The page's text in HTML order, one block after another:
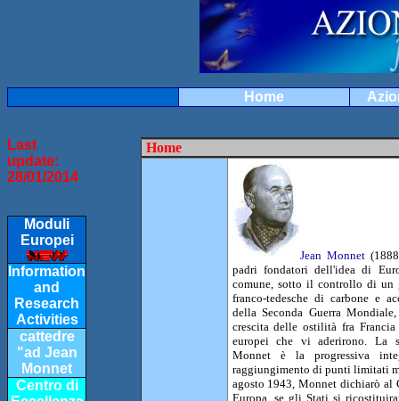
Home
Last
update:
28/01/2014
Moduli
Europei
Information
and
Research
Activities
cattedre
"ad Jean
Monnet
Centro di
Home
Jean Monnet
padri fondatori dell'idea di
comune, sotto il controllo di un
franco-tedesche di carbone e
della Seconda Guerra
crescita delle ostilità fra
europei che vi aderirono. La
Monnet è la progressiva
raggiungimento di punti limitati
agosto 1943, Monnet dichiarò al
Europa, se gli Stati si